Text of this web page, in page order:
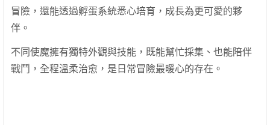
冒險，還能透過孵蛋系統悉心培育，成長為更可愛的夥
伴。
不同使魔擁有獨特外觀與技能，既能幫忙採集、也能陪伴
戰鬥，全程溫柔治愈，是日常冒險最暖心的存在。